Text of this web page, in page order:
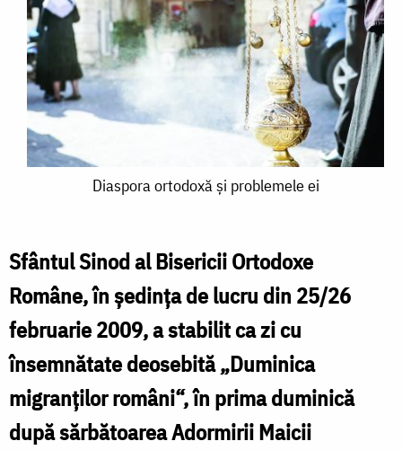
Diaspora
şi
problemele
ei
Diaspora ortodoxă şi problemele ei
Sfântul Sinod al Bisericii Ortodoxe
Române, în şedinţa de lucru din 25/26
februarie 2009, a stabilit ca zi cu
însemnătate deosebită „Duminica
migranţilor români“, în prima duminică
după sărbătoarea Adormirii Maicii